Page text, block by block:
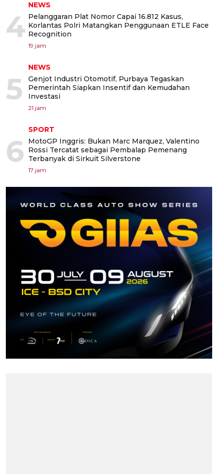
4
NEWS
Pelanggaran Plat Nomor Capai 16.812 Kasus,
Korlantas Polri Matangkan Penggunaan ETLE Face
Recognition
19 jam
5
NEWS
Genjot Industri Otomotif, Purbaya Tegaskan
Pemerintah Siapkan Insentif dan Kemudahan
Investasi
21 jam
6
SPORT
MotoGP Inggris: Bukan Marc Marquez, Valentino
Rossi Tercatat sebagai Pembalap Pemenang
Terbanyak di Sirkuit Silverstone
17 jam